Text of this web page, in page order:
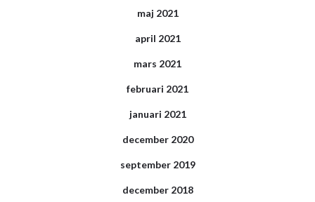
maj 2021
april 2021
mars 2021
februari 2021
januari 2021
december 2020
september 2019
december 2018